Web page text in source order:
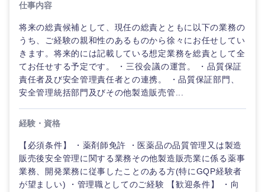
仕事内容
将来の総責候補として、現任の総責とともに以下の業務の
うち、ご経験の親和性のあるものから徐々にお任せしてい
きます。将来的には記載している想定業務を総責として全
てお任せする予定です。 ・三役会議の運営。 ・品質保証
責任者及び安全管理責任者との連携。 ・品質保証部門、
安全管理統括部門及びその他製造販売管...
経験・資格
【必須条件】 ・薬剤師免許 ・医薬品の品質管理又は製造
販売後安全管理に関する業務その他製造販売業に係る薬事
業務、開発業務に従事したことのある方(特にGQP経験者
が望ましい) ・管理職としてのご経験 【歓迎条件】 ・向